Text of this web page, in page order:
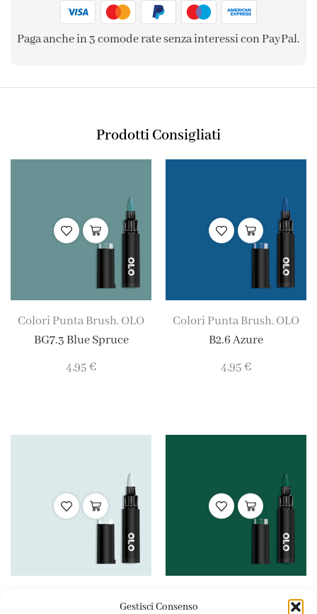
Gestisci Consenso
Paga anche in 3 comode rate senza interessi con PayPal.
Prodotti Consigliati
Colori Punta Brush, OLO
BG7.3 Blue Spruce
4,95€
Colori Punta Brush, OLO
B2.6 Azure
4,95€
OLO